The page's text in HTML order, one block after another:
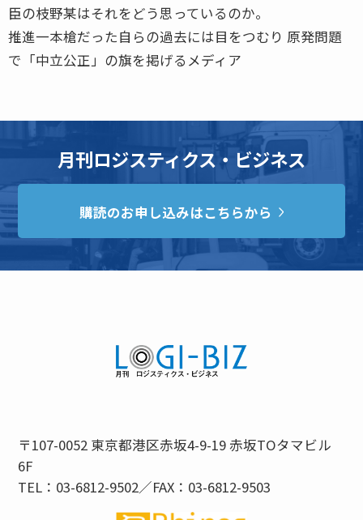
臣の枝野某はそれをどう思っているのか。
推進一本槍だった自らの過去には目をつむり 原発問題
で「中立公正」の旗を掲げるメディア
月刊ロジスティクス・ビジネス
購読のお申し込みはこちらから
〒107-0052 東京都港区赤坂4-9-19 赤坂TOタマビル
6F
TEL：03-6812-9502／FAX：03-6812-9503